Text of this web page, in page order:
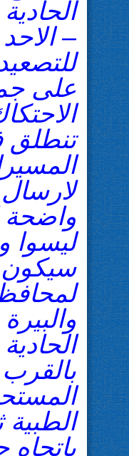
على
تنطلق
واضحة
ليسوا
سيكون
الطبية